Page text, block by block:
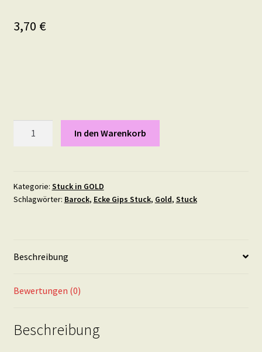
3,70 €
mal
8,8
Menge
In den Warenkorb
Kategorie: Stuck in GOLD
Schlagwörter: Barock, Ecke Gips Stuck, Gold, Stuck
Beschreibung
Bewertungen (0)
Beschreibung